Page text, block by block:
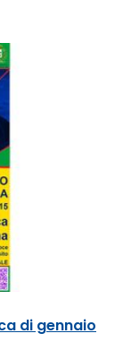
di gennaio